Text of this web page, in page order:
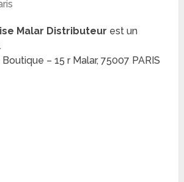
Malar Distributeur est un
– 15 r Malar, 75007 PARIS